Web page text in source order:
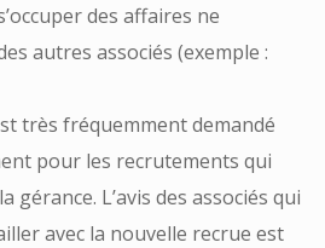
des affaires ne
autres associés (exemple :
très fréquemment demandé
pour les recrutements qui
gérance. L’avis des associés qui
avec la nouvelle recrue est